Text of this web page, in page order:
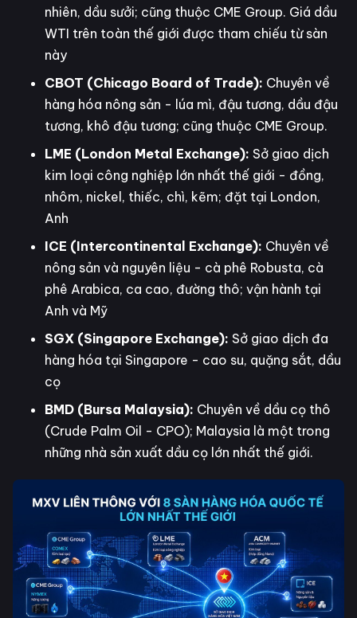
nhiên, dầu sưởi; cũng thuộc CME Group. Giá dầu
WTI trên toàn thế giới được tham chiếu từ sàn
này
CBOT (Chicago Board of Trade): Chuyên về
hàng hóa nông sản - lúa mì, đậu tương, dầu đậu
tương, khô đậu tương; cũng thuộc CME Group.
LME (London Metal Exchange): Sở giao dịch
kim loại công nghiệp lớn nhất thế giới - đồng,
nhôm, nickel, thiếc, chì, kẽm; đặt tại London,
Anh
ICE (Intercontinental Exchange): Chuyên về
nông sản và nguyên liệu - cà phê Robusta, cà
phê Arabica, ca cao, đường thô; vận hành tại
Anh và Mỹ
SGX (Singapore Exchange): Sở giao dịch đa
hàng hóa tại Singapore - cao su, quặng sắt, dầu
cọ
BMD (Bursa Malaysia): Chuyên về dầu cọ thô
(Crude Palm Oil - CPO); Malaysia là một trong
những nhà sản xuất dầu cọ lớn nhất thế giới.